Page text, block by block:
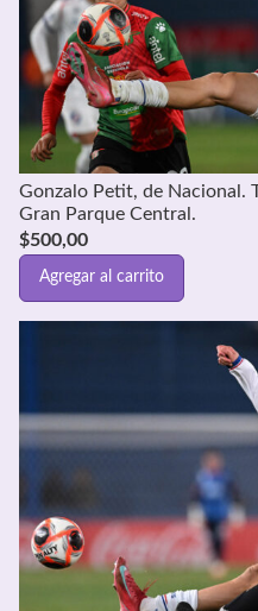
Gonzalo Petit, de Nacional.
Gran Parque Central.
$500,00
Agregar al carrito